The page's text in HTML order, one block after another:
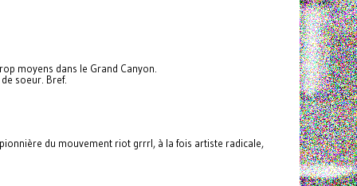
moyens dans le Grand Canyon.
soeur. Bref.
du mouvement riot grrrl, à la fois artiste radicale,